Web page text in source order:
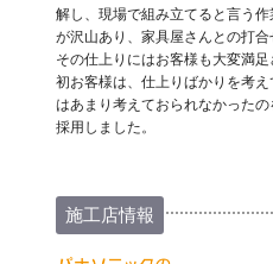
解し、現場で組み立てると言う
が沢山あり、家具屋さんとの打合
その仕上りにはお客様も大変満
初お客様は、仕上りばかりを考
はあまり考えておられなかった
採用しました。
施工店情報